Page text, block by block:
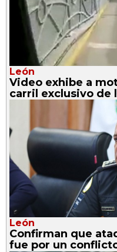
León
Video exhibe a
carril exclusivo de
León
Confirman que
fue por un